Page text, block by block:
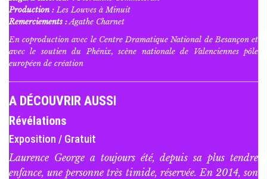
Production :Les Louves à Minuit
Remerciements :Agathe Charnet
En coproduction avec le Centre Dramatique National de Besançon et
avec le soutien du Phénix, scène nationale de Valenciennes pôle
européen de création
A DÉCOUVRIR AUSSI
Révélations
Exposition / Gratuit
Laurence George a toujours été, depuis sa plus tendre
enfance, une personne très timide, réservée. En 2014, son